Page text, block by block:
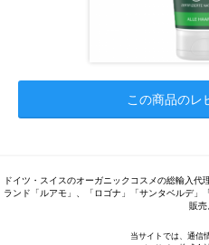
この商品のレ
ドイツ・スイスのオーガニックコスメの総輸入
ランド「ルアモ」、「ロゴナ」「サンタベルデ」
販売
当サイトでは、通信